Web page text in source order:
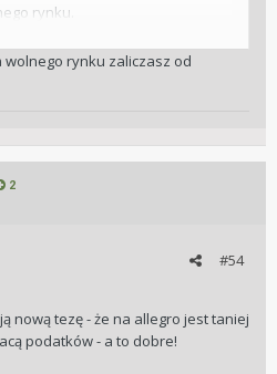
rynku.
wolnego rynku zaliczasz od
2
#54
nową tezę - że na allegro jest taniej
podatków - a to dobre!